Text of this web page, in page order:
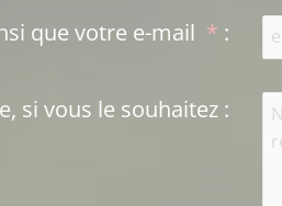
* :
si vous le souhaitez :